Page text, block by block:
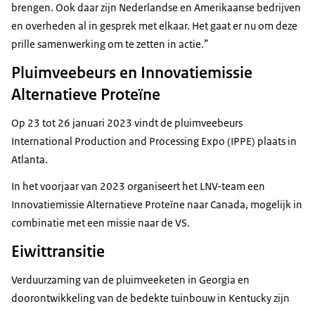
brengen. Ook daar zijn Nederlandse en Amerikaanse bedrijven
en overheden al in gesprek met elkaar. Het gaat er nu om deze
prille samenwerking om te zetten in actie.”
Pluimveebeurs en Innovatiemissie
Alternatieve Proteïne
Op 23 tot 26 januari 2023 vindt de pluimveebeurs
International Production and Processing Expo (IPPE) plaats in
Atlanta.
In het voorjaar van 2023 organiseert het LNV-team een
Innovatiemissie Alternatieve Proteïne naar Canada, mogelijk in
combinatie met een missie naar de VS.
Eiwittransitie
Verduurzaming van de pluimveeketen in Georgia en
doorontwikkeling van de bedekte tuinbouw in Kentucky zijn